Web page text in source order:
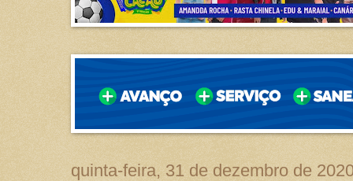
quinta-feira, 31 de dezembro de